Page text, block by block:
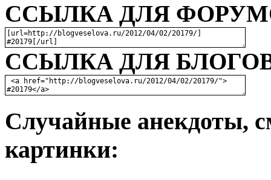
ССЫЛКА ДЛЯ
ССЫЛКА ДЛЯ БЛОГОВ
Случайные анекдоты,
картинки: